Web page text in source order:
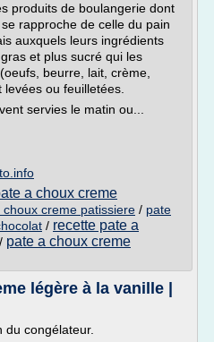
produits de boulangerie dont
rapproche de celle du pain
auxquels leurs ingrédients
et plus sucré qui les
beurre, lait, crème,
ou feuilletées.
servies le matin ou...
a choux creme
creme patissiere / pate
/ recette pate a
/ pate a choux creme
légère à la vanille |
du congélateur.